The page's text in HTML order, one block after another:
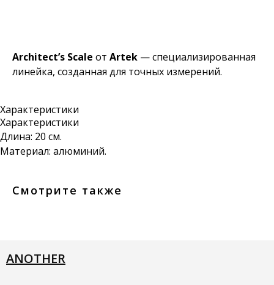
Architect’s Scale от Artek — специализированная
линейка, созданная для точных измерений.
Характеристики
Характеристики
Длина: 20 см.
Материал: алюминий.
Смотрите также
ANOTHER